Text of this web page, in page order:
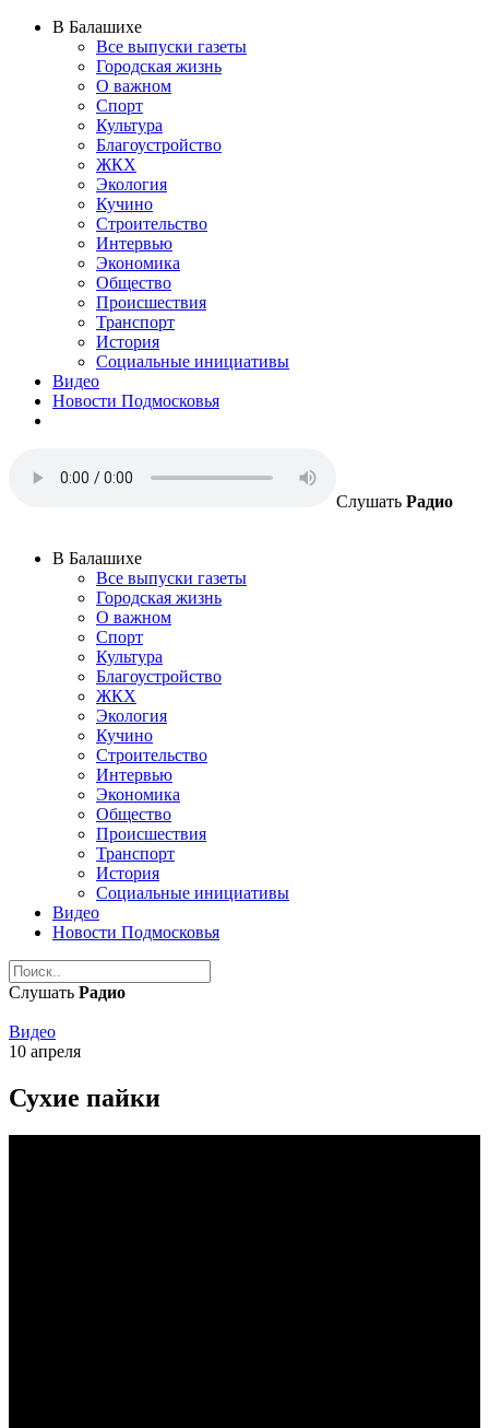
В Балашихе
Все выпуски газеты
Городская жизнь
О важном
Спорт
Культура
Благоустройство
ЖКХ
Экология
Кучино
Строительство
Интервью
Экономика
Общество
Происшествия
Транспорт
История
Социальные инициативы
Видео
Новости Подмосковья
Слушать Радио
В Балашихе
Все выпуски газеты
Городская жизнь
О важном
Спорт
Культура
Благоустройство
ЖКХ
Экология
Кучино
Строительство
Интервью
Экономика
Общество
Происшествия
Транспорт
История
Социальные инициативы
Видео
Новости Подмосковья
Слушать Радио
Видео
10 апреля
Сухие пайки